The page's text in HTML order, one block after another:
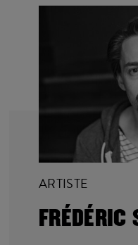
ARTISTE
FRÉDÉRIC